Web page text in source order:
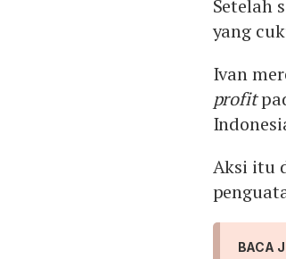
Setelah
yang
Ivan
profit
Aksi itu
BACA